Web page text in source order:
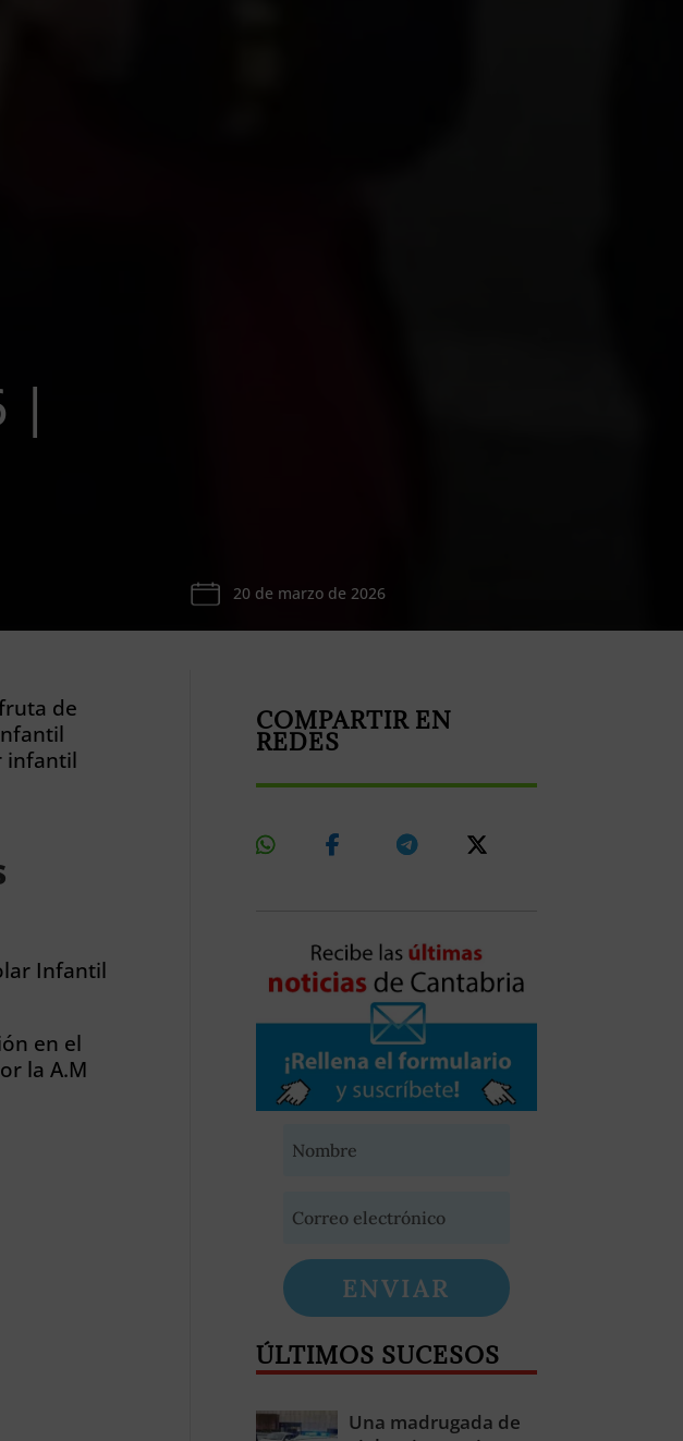
|
20 de marzo de 2026
de
infantil
Infantil
en el
la A.M
COMPARTIR EN
REDES
ENVIAR
ÚLTIMOS SUCESOS
Una madrugada de